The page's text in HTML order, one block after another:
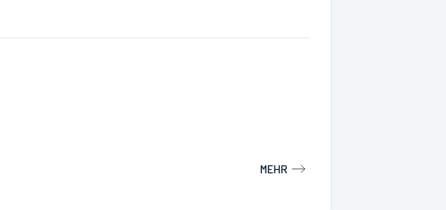
MEHR